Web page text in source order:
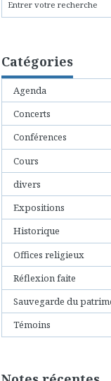
Catégories
Agenda
Concerts
Conférences
Cours
divers
Expositions
Historique
Offices religieux
Réflexion faite
Sauvegarde du
Témoins